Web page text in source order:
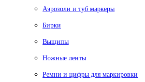
Аэрозоли и туб маркеры
Бирки
Выщипы
Ножные ленты
Ремни и цифры для маркировки